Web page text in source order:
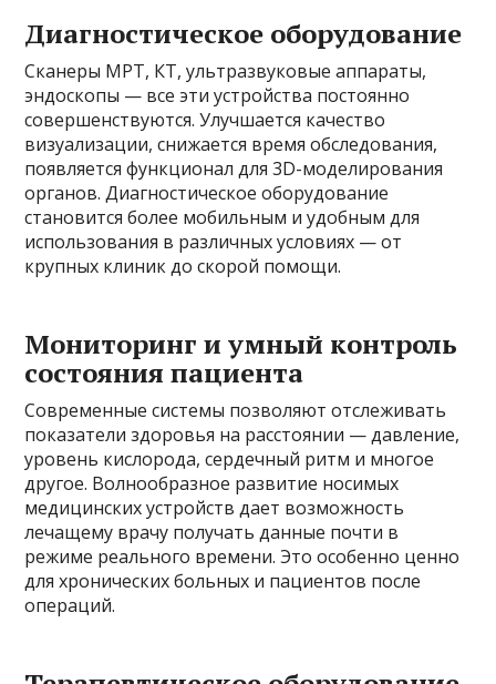
Диагностическое оборудование
Сканеры МРТ, КТ, ультразвуковые аппараты,
эндоскопы — все эти устройства постоянно
совершенствуются. Улучшается качество
визуализации, снижается время обследования,
появляется функционал для 3D-моделирования
органов. Диагностическое оборудование
становится более мобильным и удобным для
использования в различных условиях — от
крупных клиник до скорой помощи.
Мониторинг и умный контроль
состояния пациента
Современные системы позволяют отслеживать
показатели здоровья на расстоянии — давление,
уровень кислорода, сердечный ритм и многое
другое. Волнообразное развитие носимых
медицинских устройств дает возможность
лечащему врачу получать данные почти в
режиме реального времени. Это особенно ценно
для хронических больных и пациентов после
операций.